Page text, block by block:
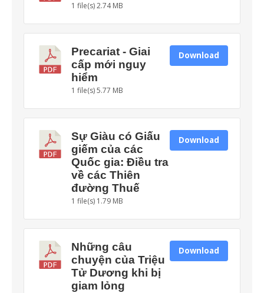
1 file(s)2.74 MB
Precariat - Giai
cấp mới nguy
hiểm
1 file(s)5.77 MB
Download
Sự Giàu có Giấu
giếm của các
Quốc gia: Điều tra
về các Thiên
đường Thuế
1 file(s) 1.79 MB
Download
Những câu
chuyện của Triệu
Tử Dương khi bị
giam lỏng
Download